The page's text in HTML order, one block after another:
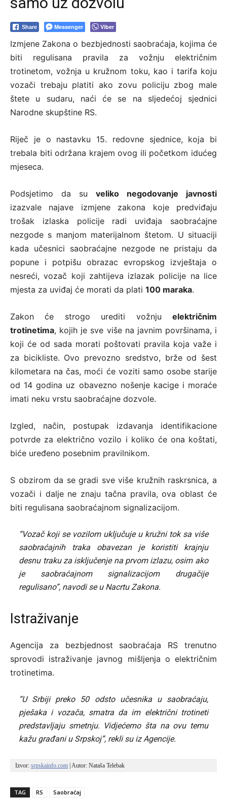
Share Messenger Viber
Izmjene Zakona o bezbjednosti saobraćaja, kojima će
biti regulisana pravila za vožnju električnim
trotinetom, vožnja u kružnom toku, kao i tarifa koju
vozači trebaju platiti ako zovu policiju zbog male
štete u sudaru, naći će se na sljedećoj sjednici
Narodne skupštine RS.
Riječ je o nastavku 15. redovne sjednice, koja bi
trebala biti održana krajem ovog ili početkom idućeg
mjeseca.
Podsjetimo da su veliko negodovanje javnosti
izazvale najave izmjene zakona koje predviđaju
trošak izlaska policije radi uviđaja saobraćajne
nezgode s manjom materijalnom štetom. U situaciji
kada učesnici saobraćajne nezgode ne pristaju da
popune i potpišu obrazac evropskog izvještaja o
nesreći, vozač koji zahtijeva izlazak policije na lice
mjesta za uviđaj će morati da plati 100 maraka.
Zakon će strogo urediti vožnju električnim
trotinetima, kojih je sve više na javnim površinama, i
koji će od sada morati poštovati pravila koja važe i
za bicikliste. Ovo prevozno sredstvo, brže od šest
kilometara na čas, moći će voziti samo osobe starije
od 14 godina uz obavezno nošenje kacige i moraće
imati neku vrstu saobraćajne dozvole.
Izgled, način, postupak izdavanja identifikacione
potvrde za električno vozilo i koliko će ona koštati,
biće uređeno posebnim pravilnikom.
S obzirom da se gradi sve više kružnih raskrsnica, a
vozači i dalje ne znaju tačna pravila, ova oblast će
biti regulisana saobraćajnom signalizacijom.
“Vozač koji se vozilom uključuje u kružni tok sa više
saobraćajnih traka obavezan je koristiti krajnju
desnu traku za isključenje na prvom izlazu, osim ako
je saobraćajnom signalizacijom drugačije
regulisano”, navodi se u Nacrtu Zakona.
Istraživanje
Agencija za bezbjednost saobraćaja RS trenutno
sprovodi istraživanje javnog mišljenja o električnim
trotinetima.
“U Srbiji preko 50 odsto učesnika u saobraćaju,
pješaka i vozača, smatra da im električni trotineti
predstavljaju smetnju. Vidjećemo šta na ovu temu
kažu građani u Srpskoj”, rekli su iz Agencije.
Izvor: srpskainfo.com | Autor: Nataša Telebak
TAG RS Saobraćaj